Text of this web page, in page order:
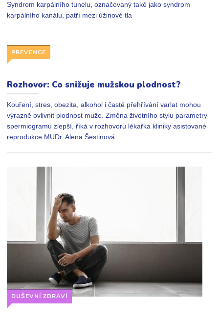
Syndrom karpálního tunelu, označovaný také jako syndrom
karpálního kanálu, patří mezi úžinové tla
PREVENCE
Rozhovor: Co snižuje mužskou plodnost?
Kouření, stres, obezita, alkohol i časté přehřívání varlat mohou
výrazně ovlivnit plodnost muže. Změna životního stylu parametry
spermiogramu zlepší, říká v rozhovoru lékařka kliniky asistované
reprodukce MUDr. Alena Šestinová.
DUŠEVNÍ ZDRAVÍ